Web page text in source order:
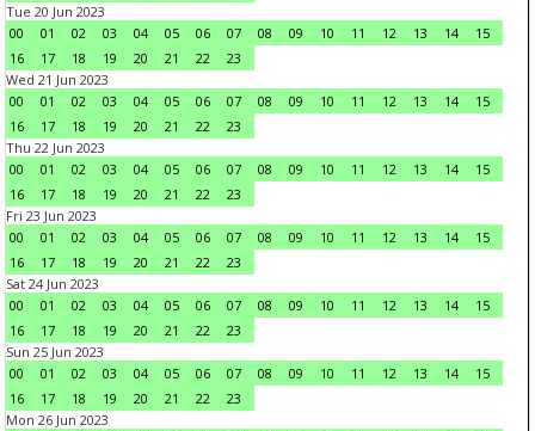
Tue 20 Jun 2023
00
01 02 03 04 05 06 07 08 09 10 11 12 13 14
15
16
17 18 19 20 21 22
23
Wed 21 Jun 2023
00
01 02 03 04 05 06 07 08 09 10 11 12 13 14
15
16
17 18 19 20 21 22
23
Thu 22 Jun 2023
00
01 02 03 04 05 06 07 08 09 10 11 12 13 14
15
16
17 18 19 20 21 22
23
Fri 23 Jun 2023
00
01 02 03 04 05 06 07 08 09 10 11 12 13 14
15
16
17 18 19 20 21 22
23
Sat 24 Jun 2023
00
01 02 03 04 05 06 07 08 09 10 11 12 13 14
15
16
17 18 19 20 21 22
23
Sun 25 Jun 2023
00
01 02 03 04 05 06 07 08 09 10 11 12 13 14
15
16
17 18 19 20 21 22
23
Mon 26 Jun 2023